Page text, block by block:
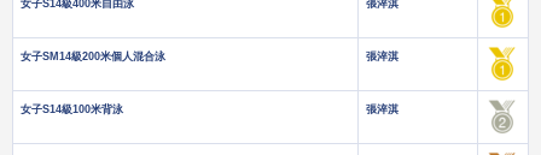
女子S14級400米自由泳 張淬淇
女子SM14級200米個人混合泳 張淬淇
女子S14級100米背泳 張淬淇